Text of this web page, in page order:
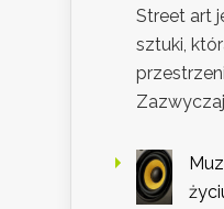
Street art
sztuki,